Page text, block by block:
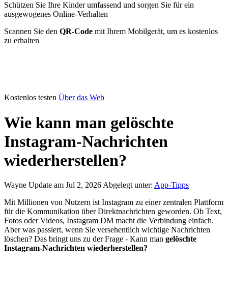
Schützen Sie Ihre Kinder umfassend und sorgen Sie für ein
ausgewogenes Online-Verhalten
Scannen Sie den QR-Code mit Ihrem Mobilgerät, um es kostenlos
zu erhalten
Kostenlos testen Über das Web
Wie kann man gelöschte
Instagram-Nachrichten
wiederherstellen?
Wayne Update am Jul 2, 2026 Abgelegt unter: App-Tipps
Mit Millionen von Nutzern ist Instagram zu einer zentralen Plattform
für die Kommunikation über Direktnachrichten geworden. Ob Text,
Fotos oder Videos, Instagram DM macht die Verbindung einfach.
Aber was passiert, wenn Sie versehentlich wichtige Nachrichten
löschen? Das bringt uns zu der Frage - Kann man gelöschte
Instagram-Nachrichten wiederherstellen?